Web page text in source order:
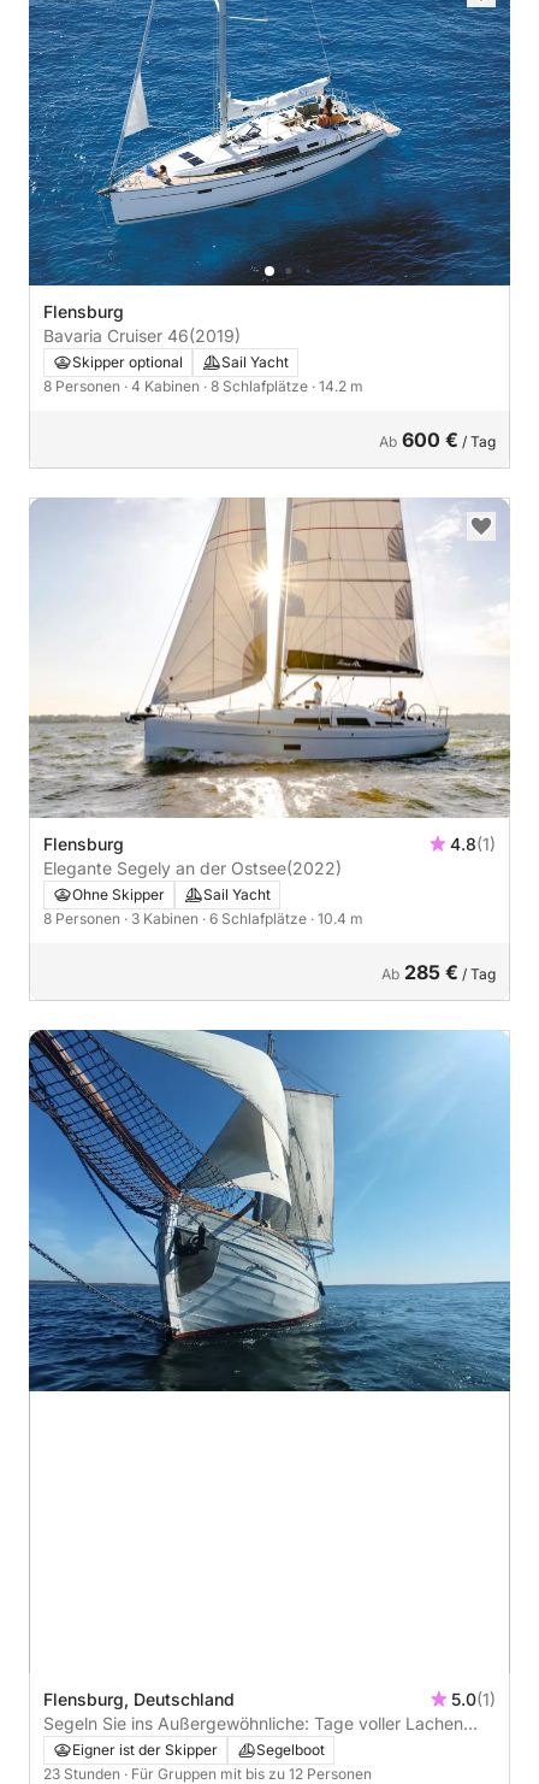
Flensburg
Bavaria Cruiser 46(2019)
Skipper optional
Sail Yacht
8 Personen · 4 Kabinen · 8 Schlafplätze · 14.2 m
Ab 600 € / Tag
Flensburg 4.8(1)
Elegante Segely an der Ostsee(2022)
Ohne Skipper
Sail Yacht
8 Personen · 3 Kabinen · 6 Schlafplätze · 10.4 m
Ab 285 € / Tag
Flensburg, Deutschland 5.0(1)
Segeln Sie ins Außergewöhnliche: Tage voller Lachen
und Wind in Flensburg auf einem Segelboot
Eigner ist der Skipper
Segelboot
23 Stunden · Für Gruppen mit bis zu 12 Personen